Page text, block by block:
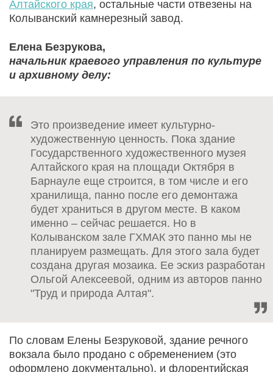
Алтайского края, остальные части отвезены на
Колыванский камнерезный завод.
Елена Безрукова,
начальник краевого управления по культуре
и архивному делу:
Это произведение имеет культурно-
художественную ценность. Пока здание
Государственного художественного музея
Алтайского края на площади Октября в
Барнауле еще строится, в том числе и его
хранилища, панно после его демонтажа
будет храниться в другом месте. В каком
именно – сейчас решается. Но в
Колыванском зале ГХМАК это панно мы не
планируем размещать. Для этого зала будет
создана другая мозаика. Ее эскиз разработан
Ольгой Алексеевой, одним из авторов панно
"Труд и природа Алтая".
По словам Елены Безруковой, здание речного
вокзала было продано с обременением (это
оформлено документально), и флорентийская